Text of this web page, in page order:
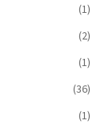
(1)
(2)
(1)
(36)
(1)